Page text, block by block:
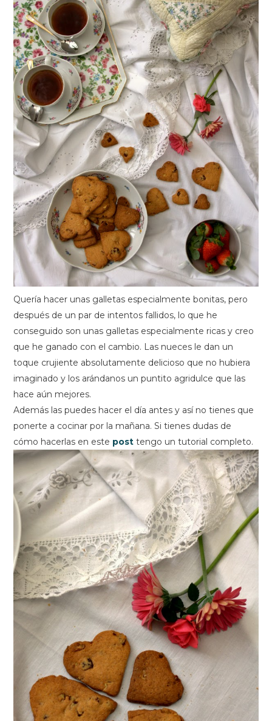
Quería hacer unas galletas especialmente bonitas, pero
después de un par de intentos fallidos, lo que he
conseguido son unas galletas especialmente ricas y creo
que he ganado con el cambio. Las nueces le dan un
toque crujiente absolutamente delicioso que no hubiera
imaginado y los arándanos un puntito agridulce que las
hace aún mejores.
Además las puedes hacer el día antes y así no tienes que
ponerte a cocinar por la mañana. Si tienes dudas de
cómo hacerlas en este post tengo un tutorial completo.